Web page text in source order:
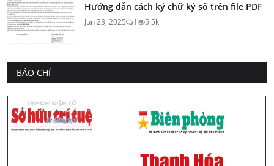
Hướng dẫn cách ký chữ ký số trên file PDF
Jun 23, 2025 1 5.5k
BÁO CHÍ